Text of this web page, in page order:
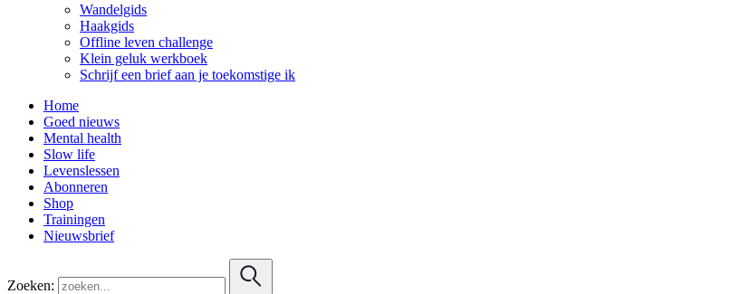
Wandelgids
Haakgids
Offline leven challenge
Klein geluk werkboek
Schrijf een brief aan je toekomstige ik
Home
Goed nieuws
Mental health
Slow life
Levenslessen
Abonneren
Shop
Trainingen
Nieuwsbrief
Zoeken: